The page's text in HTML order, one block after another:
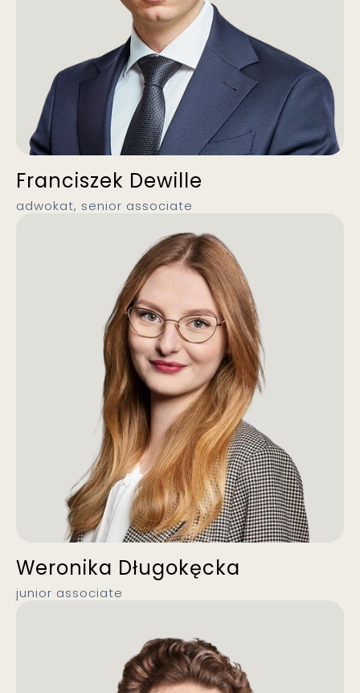
Franciszek Dewille
adwokat, senior associate
Weronika Długokęcka
junior associate